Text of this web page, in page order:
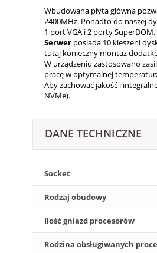
Wbudowana płyta główna
2400MHz. Ponadto do naszej
1 port VGA i 2 porty SuperDOM.
Serwer posiada 10 kieszeni
tutaj konieczny montaż
W urządzeniu zastosowano
pracę w optymalnej
Aby zachować jakość i
NVMe).
DANE TECHNICZNE
Socket
Rodzaj obudowy
Ilość gniazd procesorów
Rodzina obsługiwanych